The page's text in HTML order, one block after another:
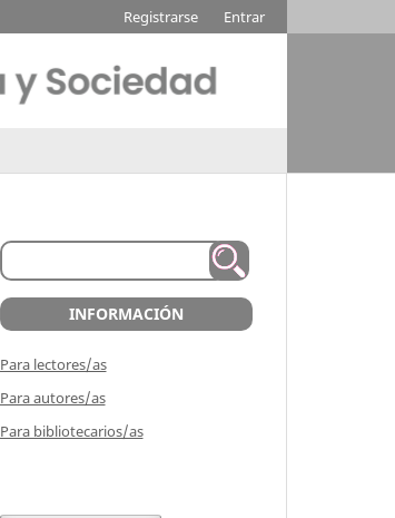
Registrarse Entrar
INFORMACIÓN
Para lectores/as
Para autores/as
Para bibliotecarios/as